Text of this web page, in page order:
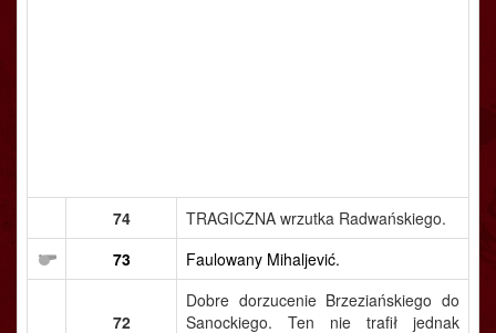
74
TRAGICZNA wrzutka Radwańskiego.
73
Faulowany Mihaljević.
72
Dobre dorzucenie Brzeziańskiego do
Sanockiego. Ten nie trafił jednak